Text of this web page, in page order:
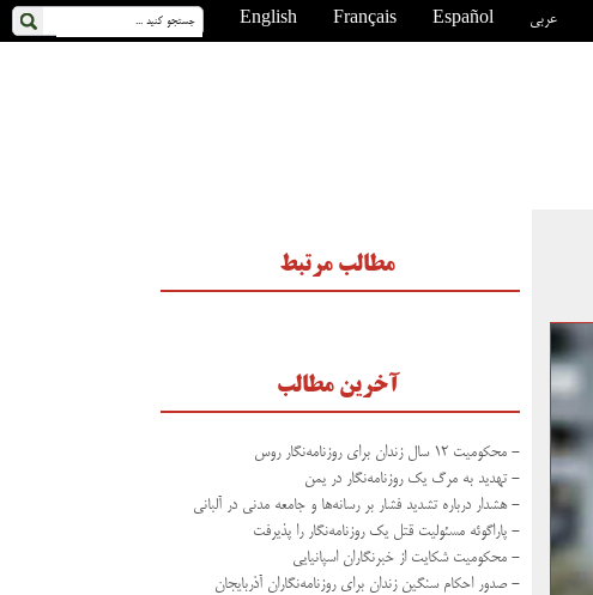
English Français Español عربی
مطالب مرتبط
آخرین مطالب
- محکومیت ۱۲ سال زندان برای روزنامه‌نگار روس
- تهدید به مرگ یک روزنامه‌نگار در یمن
- هشدار درباره تشدید فشار بر رسانه‌ها و جامعه مدنی در آلبانی
- پاراگوئه مسئولیت قتل یک روزنامه‌نگار را پذیرفت
- محکومیت شکایت از خبرنگاران اسپانیایی
- صدور احکام سنگین زندان برای روزنامه‌نگاران آذربایجان